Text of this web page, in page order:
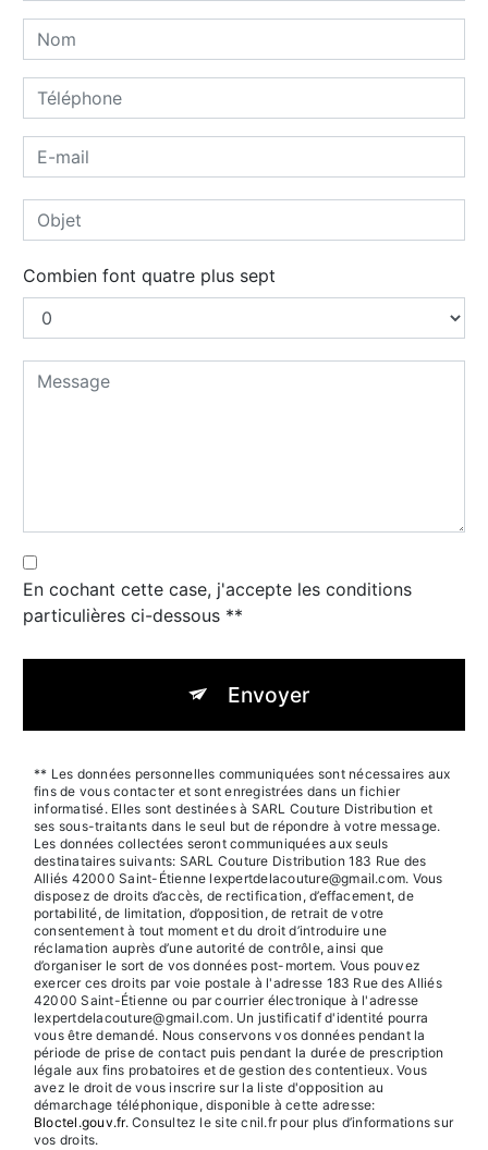
Combien font quatre plus sept
En cochant cette case, j'accepte les conditions
particulières ci-dessous **
Envoyer
** Les données personnelles communiquées sont nécessaires aux
fins de vous contacter et sont enregistrées dans un fichier
informatisé. Elles sont destinées à SARL Couture Distribution et
ses sous-traitants dans le seul but de répondre à votre message.
Les données collectées seront communiquées aux seuls
destinataires suivants: SARL Couture Distribution 183 Rue des
Alliés 42000 Saint-Étienne lexpertdelacouture@gmail.com. Vous
disposez de droits d’accès, de rectification, d’effacement, de
portabilité, de limitation, d’opposition, de retrait de votre
consentement à tout moment et du droit d’introduire une
réclamation auprès d’une autorité de contrôle, ainsi que
d’organiser le sort de vos données post-mortem. Vous pouvez
exercer ces droits par voie postale à l'adresse 183 Rue des Alliés
42000 Saint-Étienne ou par courrier électronique à l'adresse
lexpertdelacouture@gmail.com. Un justificatif d'identité pourra
vous être demandé. Nous conservons vos données pendant la
période de prise de contact puis pendant la durée de prescription
légale aux fins probatoires et de gestion des contentieux. Vous
avez le droit de vous inscrire sur la liste d'opposition au
démarchage téléphonique, disponible à cette adresse:
Bloctel.gouv.fr. Consultez le site cnil.fr pour plus d’informations sur
vos droits.